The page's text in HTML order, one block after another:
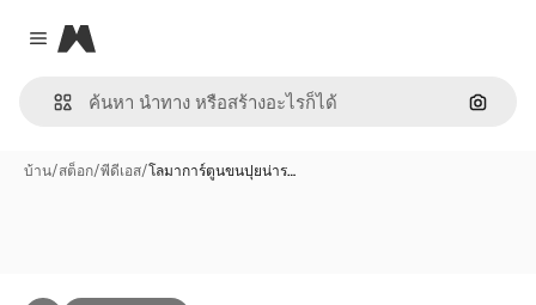
Close menu
Magnific
ค้นหา
บ้าน/สต็อก/พีดีเอส/โลมาการ์ตูนขนปุยน่าร…